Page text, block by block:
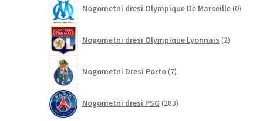
Nogometni dresi Olympique De Marseille 0
Nogometni dresi Olympique Lyonnais 2izdelka
Nogometni Dresi Porto 7izdelkov
Nogometni dresi PSG 283izdelkov